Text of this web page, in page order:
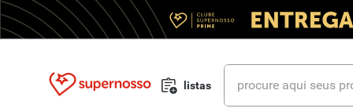
listas
procure aqui seus